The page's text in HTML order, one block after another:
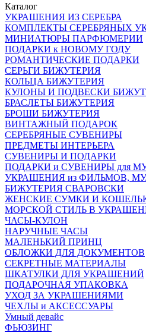
Каталог
УКРАШЕНИЯ ИЗ СЕРЕБРА
КОМПЛЕКТЫ СЕРЕБРЯНЫХ
МИНИАТЮРЫ ПАРФЮМЕРИИ
ПОДАРКИ к НОВОМУ ГОДУ
РОМАНТИЧЕСКИЕ ПОДАРКИ
СЕРЬГИ БИЖУТЕРИЯ
КОЛЬЦА БИЖУТЕРИЯ
КУЛОНЫ И ПОДВЕСКИ
БРАСЛЕТЫ БИЖУТЕРИЯ
БРОШИ БИЖУТЕРИЯ
ВИНТАЖНЫЙ ПОДАРОК
СЕРЕБРЯНЫЕ СУВЕНИРЫ
ПРЕДМЕТЫ ИНТЕРЬЕРА
СУВЕНИРЫ И ПОДАРКИ
ПОДАРКИ и СУВЕНИРЫ для
УКРАШЕНИЯ из ФИЛЬМОВ,
БИЖУТЕРИЯ СВАРОВСКИ
ЖЕНСКИЕ СУМКИ И
МОРСКОЙ СТИЛЬ В
ЧАСЫ-КУЛОН
НАРУЧНЫЕ ЧАСЫ
МАЛЕНЬКИЙ ПРИНЦ
ОБЛОЖКИ ДЛЯ ДОКУМЕНТОВ
СЕКРЕТНЫЕ МАТЕРИАЛЫ
ШКАТУЛКИ ДЛЯ УКРАШЕНИЙ
ПОДАРОЧНАЯ УПАКОВКА
УХОД ЗА УКРАШЕНИЯМИ
ЧEХЛЫ и АКСЕССУАРЫ
Умный девайс
ФЬЮЗИНГ